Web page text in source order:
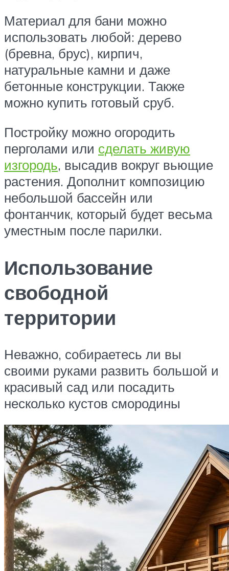
Материал для бани можно
использовать любой: дерево
(бревна, брус), кирпич,
натуральные камни и даже
бетонные конструкции. Также
можно купить готовый сруб.
Постройку можно огородить
перголами или сделать живую
изгородь, высадив вокруг вьющие
растения. Дополнит композицию
небольшой бассейн или
фонтанчик, который будет весьма
уместным после парилки.
Использование
свободной
территории
Неважно, собираетесь ли вы
своими руками развить большой и
красивый сад или посадить
несколько кустов смородины